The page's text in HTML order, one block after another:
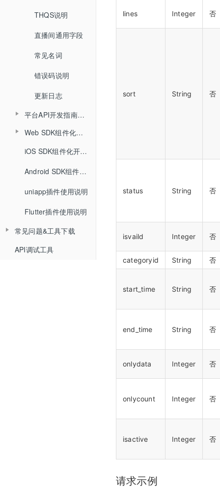
说明
视频转码
文档转码
回放
课堂数据统计
THQS说明
直播间通用字段
常见名词
错误码说明
更新日志
平台API开发指南（旧版本）
API概述
小班课管理API
聊天相关API
回放相关API
自动登录相关API
接口认证相关API
THQS相关API
Web SDK组件化开发指南
Web SDK组件化快速集成文档
Web SDK音视频API文档
Web排麦组件化
Web聊天组件化
Web文档组件化
Web媒体组件化
iOS SDK组件化开发指南
Android SDK组件化开发指南
uniapp插件使用说明
Flutter插件使用说明
常见问题&工具下载
常见问题
API调试工具
lines Integer 否
sort String 否
status String 否
isvaild Integer 否
categoryid String 否
start_time String 否
end_time String 否
onlydata Integer 否
onlycount Integer 否
isactive Integer 否
请求示例